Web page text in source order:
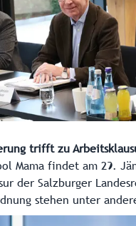
trifft zu
Mama findet am 29.
der Salzburger
stehen unter
der letzten Klausur